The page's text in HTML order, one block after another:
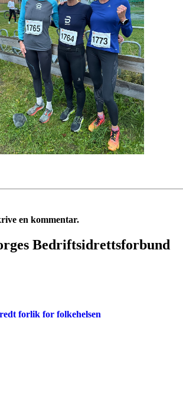
en kommentar.
Bedriftsidrettsforbund
forlik for folkehelsen